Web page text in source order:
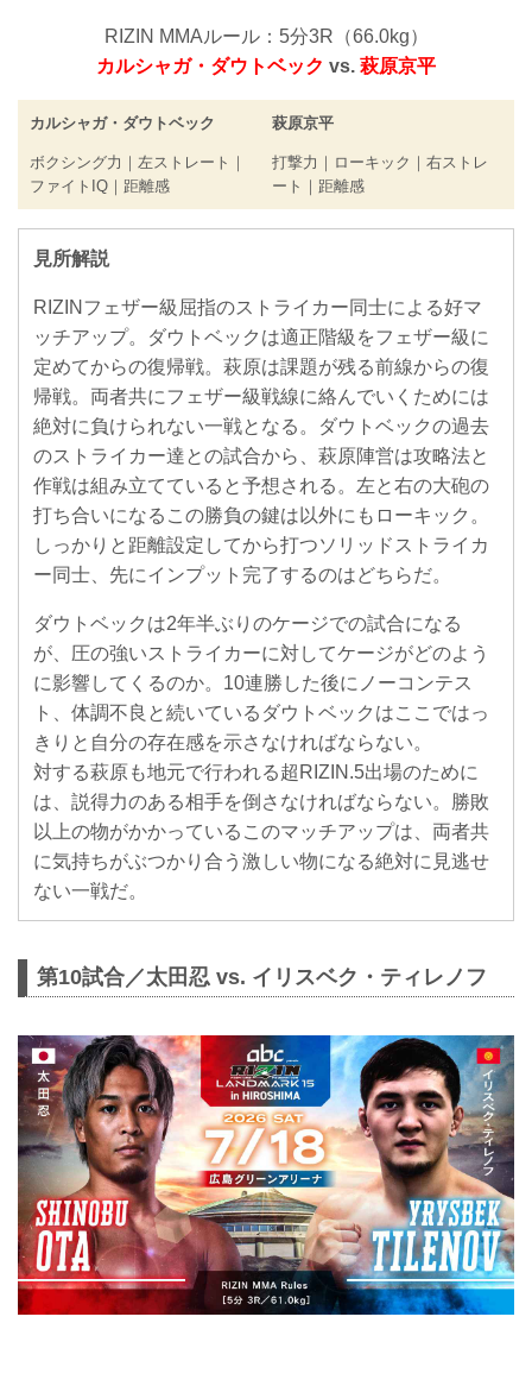
RIZIN MMAルール：5分3R（66.0kg）
カルシャガ・ダウトベック vs. 萩原京平
カルシャガ・ダウトベック
ボクシング力｜左ストレート｜
ファイトIQ｜距離感
萩原京平
打撃力｜ローキック｜右ストレ
ート｜距離感
見所解説
RIZINフェザー級屈指のストライカー同士による好マ
ッチアップ。ダウトベックは適正階級をフェザー級に
定めてからの復帰戦。萩原は課題が残る前線からの復
帰戦。両者共にフェザー級戦線に絡んでいくためには
絶対に負けられない一戦となる。ダウトベックの過去
のストライカー達との試合から、萩原陣営は攻略法と
作戦は組み立てていると予想される。左と右の大砲の
打ち合いになるこの勝負の鍵は以外にもローキック。
しっかりと距離設定してから打つソリッドストライカ
ー同士、先にインプット完了するのはどちらだ。
ダウトベックは2年半ぶりのケージでの試合になる
が、圧の強いストライカーに対してケージがどのよう
に影響してくるのか。10連勝した後にノーコンテス
ト、体調不良と続いているダウトベックはここではっ
きりと自分の存在感を示さなければならない。
対する萩原も地元で行われる超RIZIN.5出場のために
は、説得力のある相手を倒さなければならない。勝敗
以上の物がかかっているこのマッチアップは、両者共
に気持ちがぶつかり合う激しい物になる絶対に見逃せ
ない一戦だ。
第10試合／太田忍 vs. イリスベク・ティレノフ